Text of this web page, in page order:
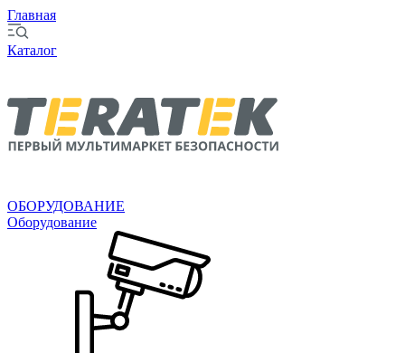
Главная
Каталог
ОБОРУДОВАНИЕ
Оборудование